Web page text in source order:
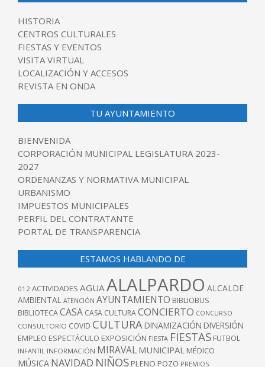
HISTORIA
CENTROS CULTURALES
FIESTAS Y EVENTOS
VISITA VIRTUAL
LOCALIZACIÓN Y ACCESOS
REVISTA EN ONDA
TU AYUNTAMIENTO
BIENVENIDA
CORPORACIÓN MUNICIPAL LEGISLATURA 2023-
2027
ORDENANZAS Y NORMATIVA MUNICIPAL
URBANISMO
IMPUESTOS MUNICIPALES
PERFIL DEL CONTRATANTE
PORTAL DE TRANSPARENCIA
ESTAMOS HABLANDO DE
012 ACTIVIDADES AGUA ALALPARDO ALCALDE
AMBIENTAL ATENCIÓN AYUNTAMIENTO BIBLIOBUS
BIBLIOTECACASA CASA CULTURACONCIERTO CONCURSO
CONSULTORIO COVID CULTURA DINAMIZACIÓN DIVERSIÓN
EMPLEO ESPECTÁCULO EXPOSICIÓN FIESTA FIESTAS FUTBOL
INFANTIL INFORMACIÓN MIRAVAL MUNICIPAL MÉDICO
MÚSICA NAVIDAD NIÑOS PLENO POZO PREMIOS